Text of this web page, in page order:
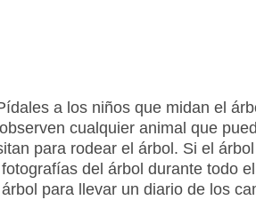
a los niños que midan el
cualquier animal que
para rodear el árbol. Si el
del árbol durante todo
para llevar un diario de los